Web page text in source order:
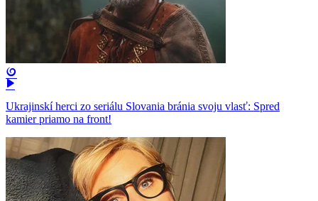
Ukrajinskí herci zo seriálu Slovania bránia svoju vlasť: Spred
kamier priamo na front!